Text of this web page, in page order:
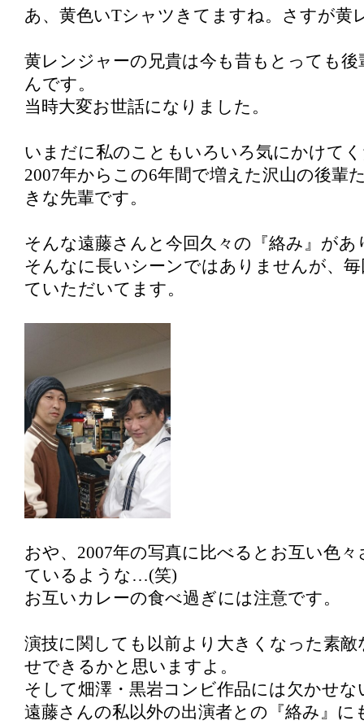
あ、黄色いTシャツきてますね。さすが黄
黄レンジャーの兄貴は今も昔もとっても後
んです。
当時大変お世話になりました。
いまだに私のこともいろいろ気にかけて
2007年からこの6年間で増えた沢山の後輩
きな先輩です。
そんな遠藤さんと今回久々の『絡み』があ
そんなに長いシーンではありませんが、
ていただいてます。
おや、2007年の写真に比べるとお互い色
ているような…(笑)
お互いカレーの食べ過ぎには注意です。
演技に関しても以前より大きくなった素敵
せできるかと思いますよ。
そして畑澤・黒岩コンビ作品には欠かせな
遠藤さんの私以外の出演者との『絡み』に